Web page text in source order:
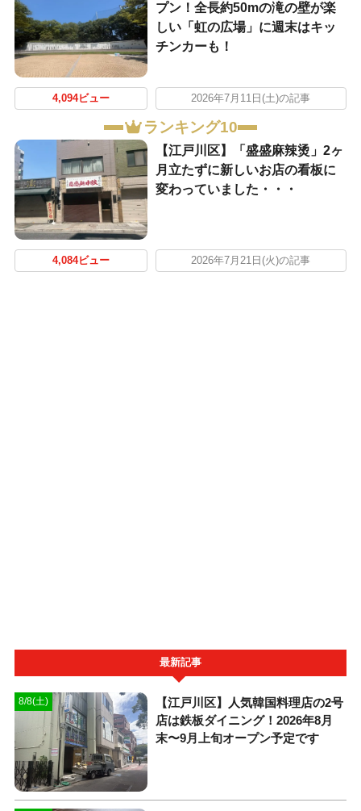
プン！全長約50mの滝の壁が楽
しい「虹の広場」に週末はキッ
チンカーも！
4,094ビュー 2026年7月11日(土)の記事
ランキング10
【江戸川区】「盛盛麻辣烫」2ヶ
月立たずに新しいお店の看板に
変わっていました・・・
4,084ビュー 2026年7月21日(火)の記事
最新記事
8/8(土)
【江戸川区】人気韓国料理店の2号
店は鉄板ダイニング！2026年8月
末〜9月上旬オープン予定です